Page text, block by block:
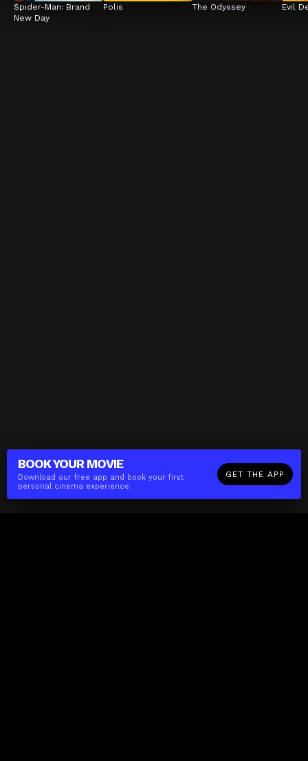
BOOK YOUR MOVIE
Download our free app and book your first
personal cinema experience.
GET THE APP
Spider-Man: Brand
New Day
Polis The Odyssey Evil